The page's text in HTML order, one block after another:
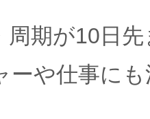
周期が10日
ーや仕事に